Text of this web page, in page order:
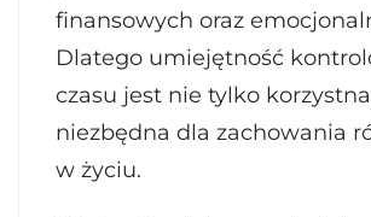
finansowych oraz
Dlatego umiejętność
czasu jest nie tylko
niezbędna dla zachowania
w życiu.